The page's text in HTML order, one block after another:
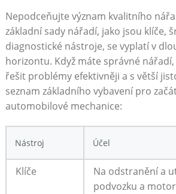
Nepodceňujte význam kvalitního
základní sady nářadí, jako jsou klíče,
diagnostické nástroje, se vyplatí v
horizontu. Když máte správné
řešit problémy efektivněji a s větší
seznam základního vybavení pro
automobilové mechanice:
Nástroj Účel
Klíče
Na odstranění a
podvozku a